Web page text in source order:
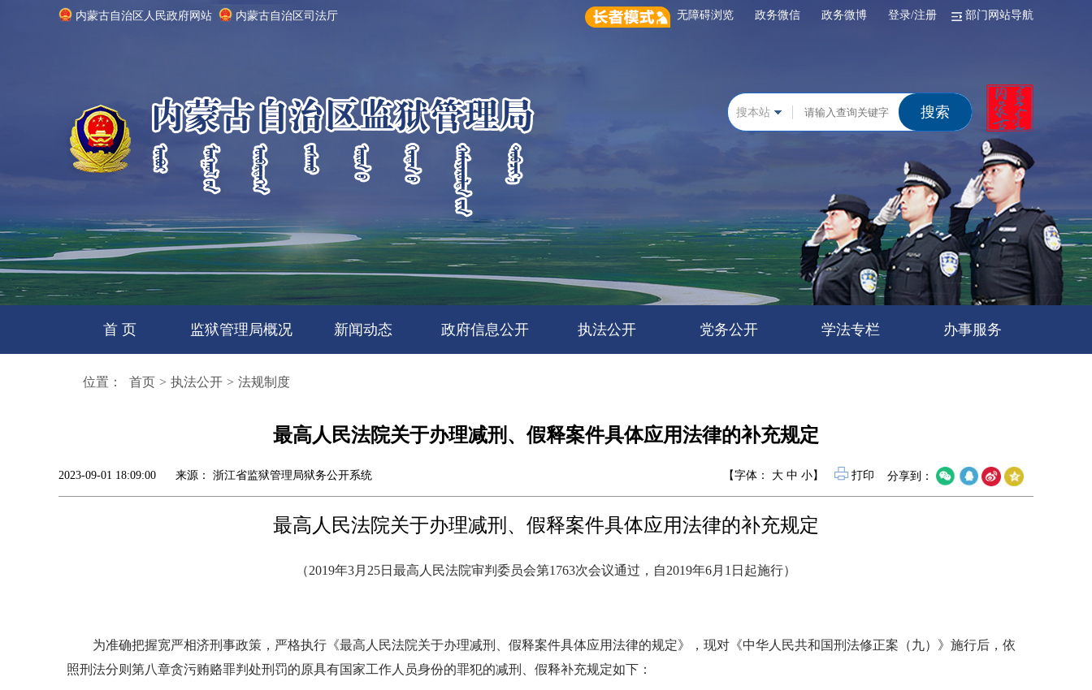
内蒙古自治区人民政府网站 内蒙古自治区司法厅 无障碍浏览 政务微信 政务微博 登录/注册 部门网站导航
搜本站 搜索
首 页 监狱管理局概况 新闻动态 政府信息公开 执法公开 党务公开 学法专栏 办事服务
位置： 首页 > 执法公开 > 法规制度
最高人民法院关于办理减刑、假释案件具体应用法律的补充规定
2023-09-01 18:09:00 来源： 浙江省监狱管理局狱务公开系统 【字体： 大 中 小】 打印 分享到：
最高人民法院关于办理减刑、假释案件具体应用法律的补充规定
（2019年3月25日最高人民法院审判委员会第1763次会议通过，自2019年6月1日起施行）
为准确把握宽严相济刑事政策，严格执行《最高人民法院关于办理减刑、假释案件具体应用法律的规定》，现对《中华人民共和国刑法修正案（九）》施行后，依
照刑法分则第八章贪污贿赂罪判处刑罚的原具有国家工作人员身份的罪犯的减刑、假释补充规定如下：